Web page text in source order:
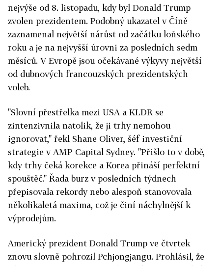
nejvýše od 8. listopadu, kdy byl Donald Trump
zvolen prezidentem. Podobný ukazatel v Číně
zaznamenal největší nárůst od začátku loňského
roku a je na nejvyšší úrovni za posledních sedm
měsíců. V Evropě jsou očekávané výkyvy největší
od dubnových francouzských prezidentských
voleb.
"Slovní přestřelka mezi USA a KLDR se
zintenzivnila natolik, že ji trhy nemohou
ignorovat," řekl Shane Oliver, šéf investiční
strategie v AMP Capital Sydney. "Přišlo to v době,
kdy trhy čeká korekce a Korea přináší perfektní
spouštěč." Řada burz v posledních týdnech
přepisovala rekordy nebo alespoň stanovovala
několikaletá maxima, což je činí náchylnější k
výprodejům.
Americký prezident Donald Trump ve čtvrtek
znovu slovně pohrozil Pchjongjangu. Prohlásil, že